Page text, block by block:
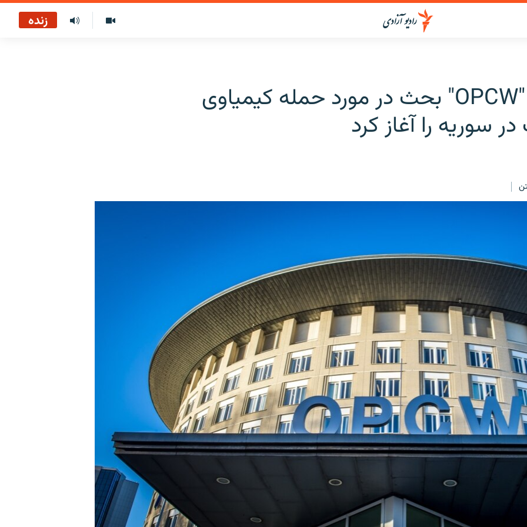
زنده
سازمان "OPCW" بحث در مورد حمله کیمیاوی
سوریه را آغاز کرد